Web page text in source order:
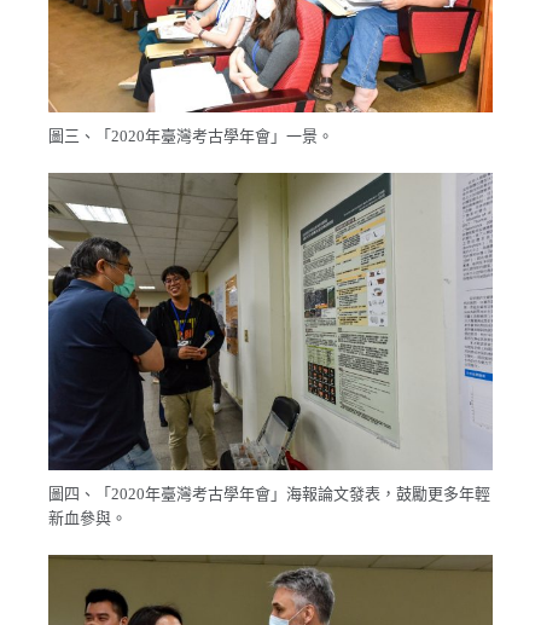
圖三、「2020年臺灣考古學年會」一景。
圖四、「2020年臺灣考古學年會」海報論文發表，鼓勵更多年輕
新血參與。